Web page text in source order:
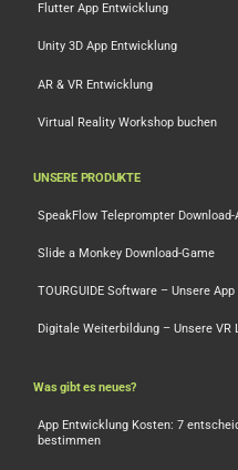
Flutter App Entwicklung
Unity 3D App Entwicklung
AR & VR Entwicklung
Virtual Reality Workshop buchen
UNSERE PRODUKTE
SpeakFlow Teleprompter Download-
Slide a Monkey Download-Game
TOURGUIDE Software – Unsere
Digitale Weiterbildung – Unsere VR
Was gibt es neues?
App Entwicklung Kosten: 7
bestimmen